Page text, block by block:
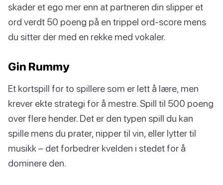
skader et ego mer enn at partneren din slipper et
ord verdt 50 poeng på en trippel ord-score mens
du sitter der med en rekke med vokaler.
Gin Rummy
Et kortspill for to spillere som er lett å lære, men
krever ekte strategi for å mestre. Spill til 500 poeng
over flere hender. Det er den typen spill du kan
spille mens du prater, nipper til vin, eller lytter til
musikk – det forbedrer kvelden i stedet for å
dominere den.